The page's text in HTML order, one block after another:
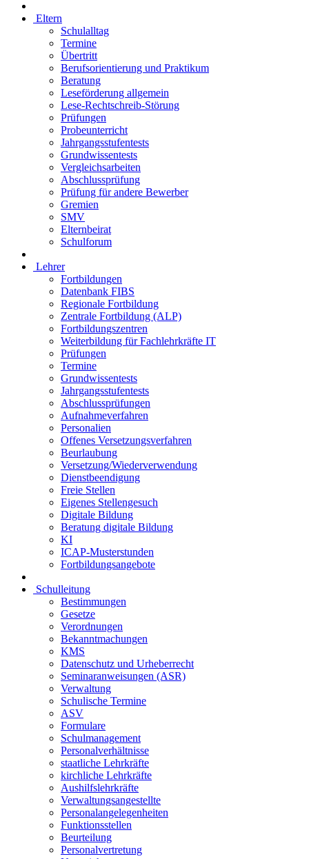
Eltern
Schulalltag
Termine
Übertritt
Berufsorientierung und Praktikum
Beratung
Leseförderung allgemein
Lese-Rechtschreib-Störung
Prüfungen
Probeunterricht
Jahrgangsstufentests
Grundwissentests
Vergleichsarbeiten
Abschlussprüfung
Prüfung für andere Bewerber
Gremien
SMV
Elternbeirat
Schulforum
Lehrer
Fortbildungen
Datenbank FIBS
Regionale Fortbildung
Zentrale Fortbildung (ALP)
Fortbildungszentren
Weiterbildung für Fachlehrkräfte IT
Prüfungen
Termine
Grundwissentests
Jahrgangsstufentests
Abschlussprüfungen
Aufnahmeverfahren
Personalien
Offenes Versetzungsverfahren
Beurlaubung
Versetzung/Wiederverwendung
Dienstbeendigung
Freie Stellen
Eigenes Stellengesuch
Digitale Bildung
Beratung digitale Bildung
KI
ICAP-Musterstunden
Fortbildungsangebote
Schulleitung
Bestimmungen
Gesetze
Verordnungen
Bekanntmachungen
KMS
Datenschutz und Urheberrecht
Seminaranweisungen (ASR)
Verwaltung
Schulische Termine
ASV
Formulare
Schulmanagement
Personalverhältnisse
staatliche Lehrkräfte
kirchliche Lehrkräfte
Aushilfslehrkräfte
Verwaltungsangestellte
Personalangelegenheiten
Funktionsstellen
Beurteilung
Personalvertretung